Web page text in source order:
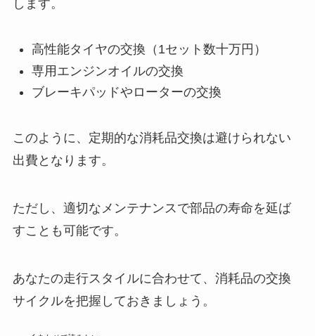
します。
高性能タイヤの交換（1セット数十万円）
専用エンジンオイルの交換
ブレーキパッドやローターの交換
このように、定期的な消耗品交換は避けられない
出費となります。
ただし、適切なメンテナンスで部品の寿命を延ば
すことも可能です。
あなたの走行スタイルに合わせて、消耗品の交換
サイクルを把握しておきましょう。